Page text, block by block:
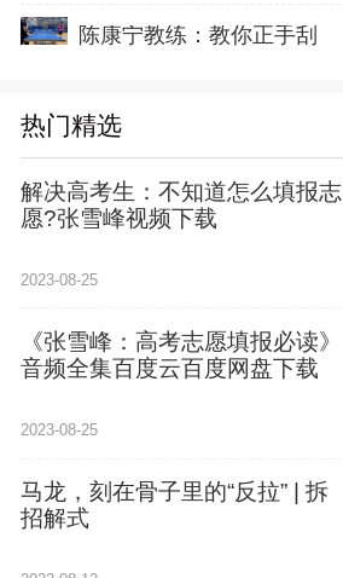
陈康宁教练：教你正手刮
热门精选
解决高考生：不知道怎么填报志
愿?张雪峰视频下载
2023-08-25
《张雪峰：高考志愿填报必读》
音频全集百度云百度网盘下载
2023-08-25
马龙，刻在骨子里的“反拉” | 拆
招解式